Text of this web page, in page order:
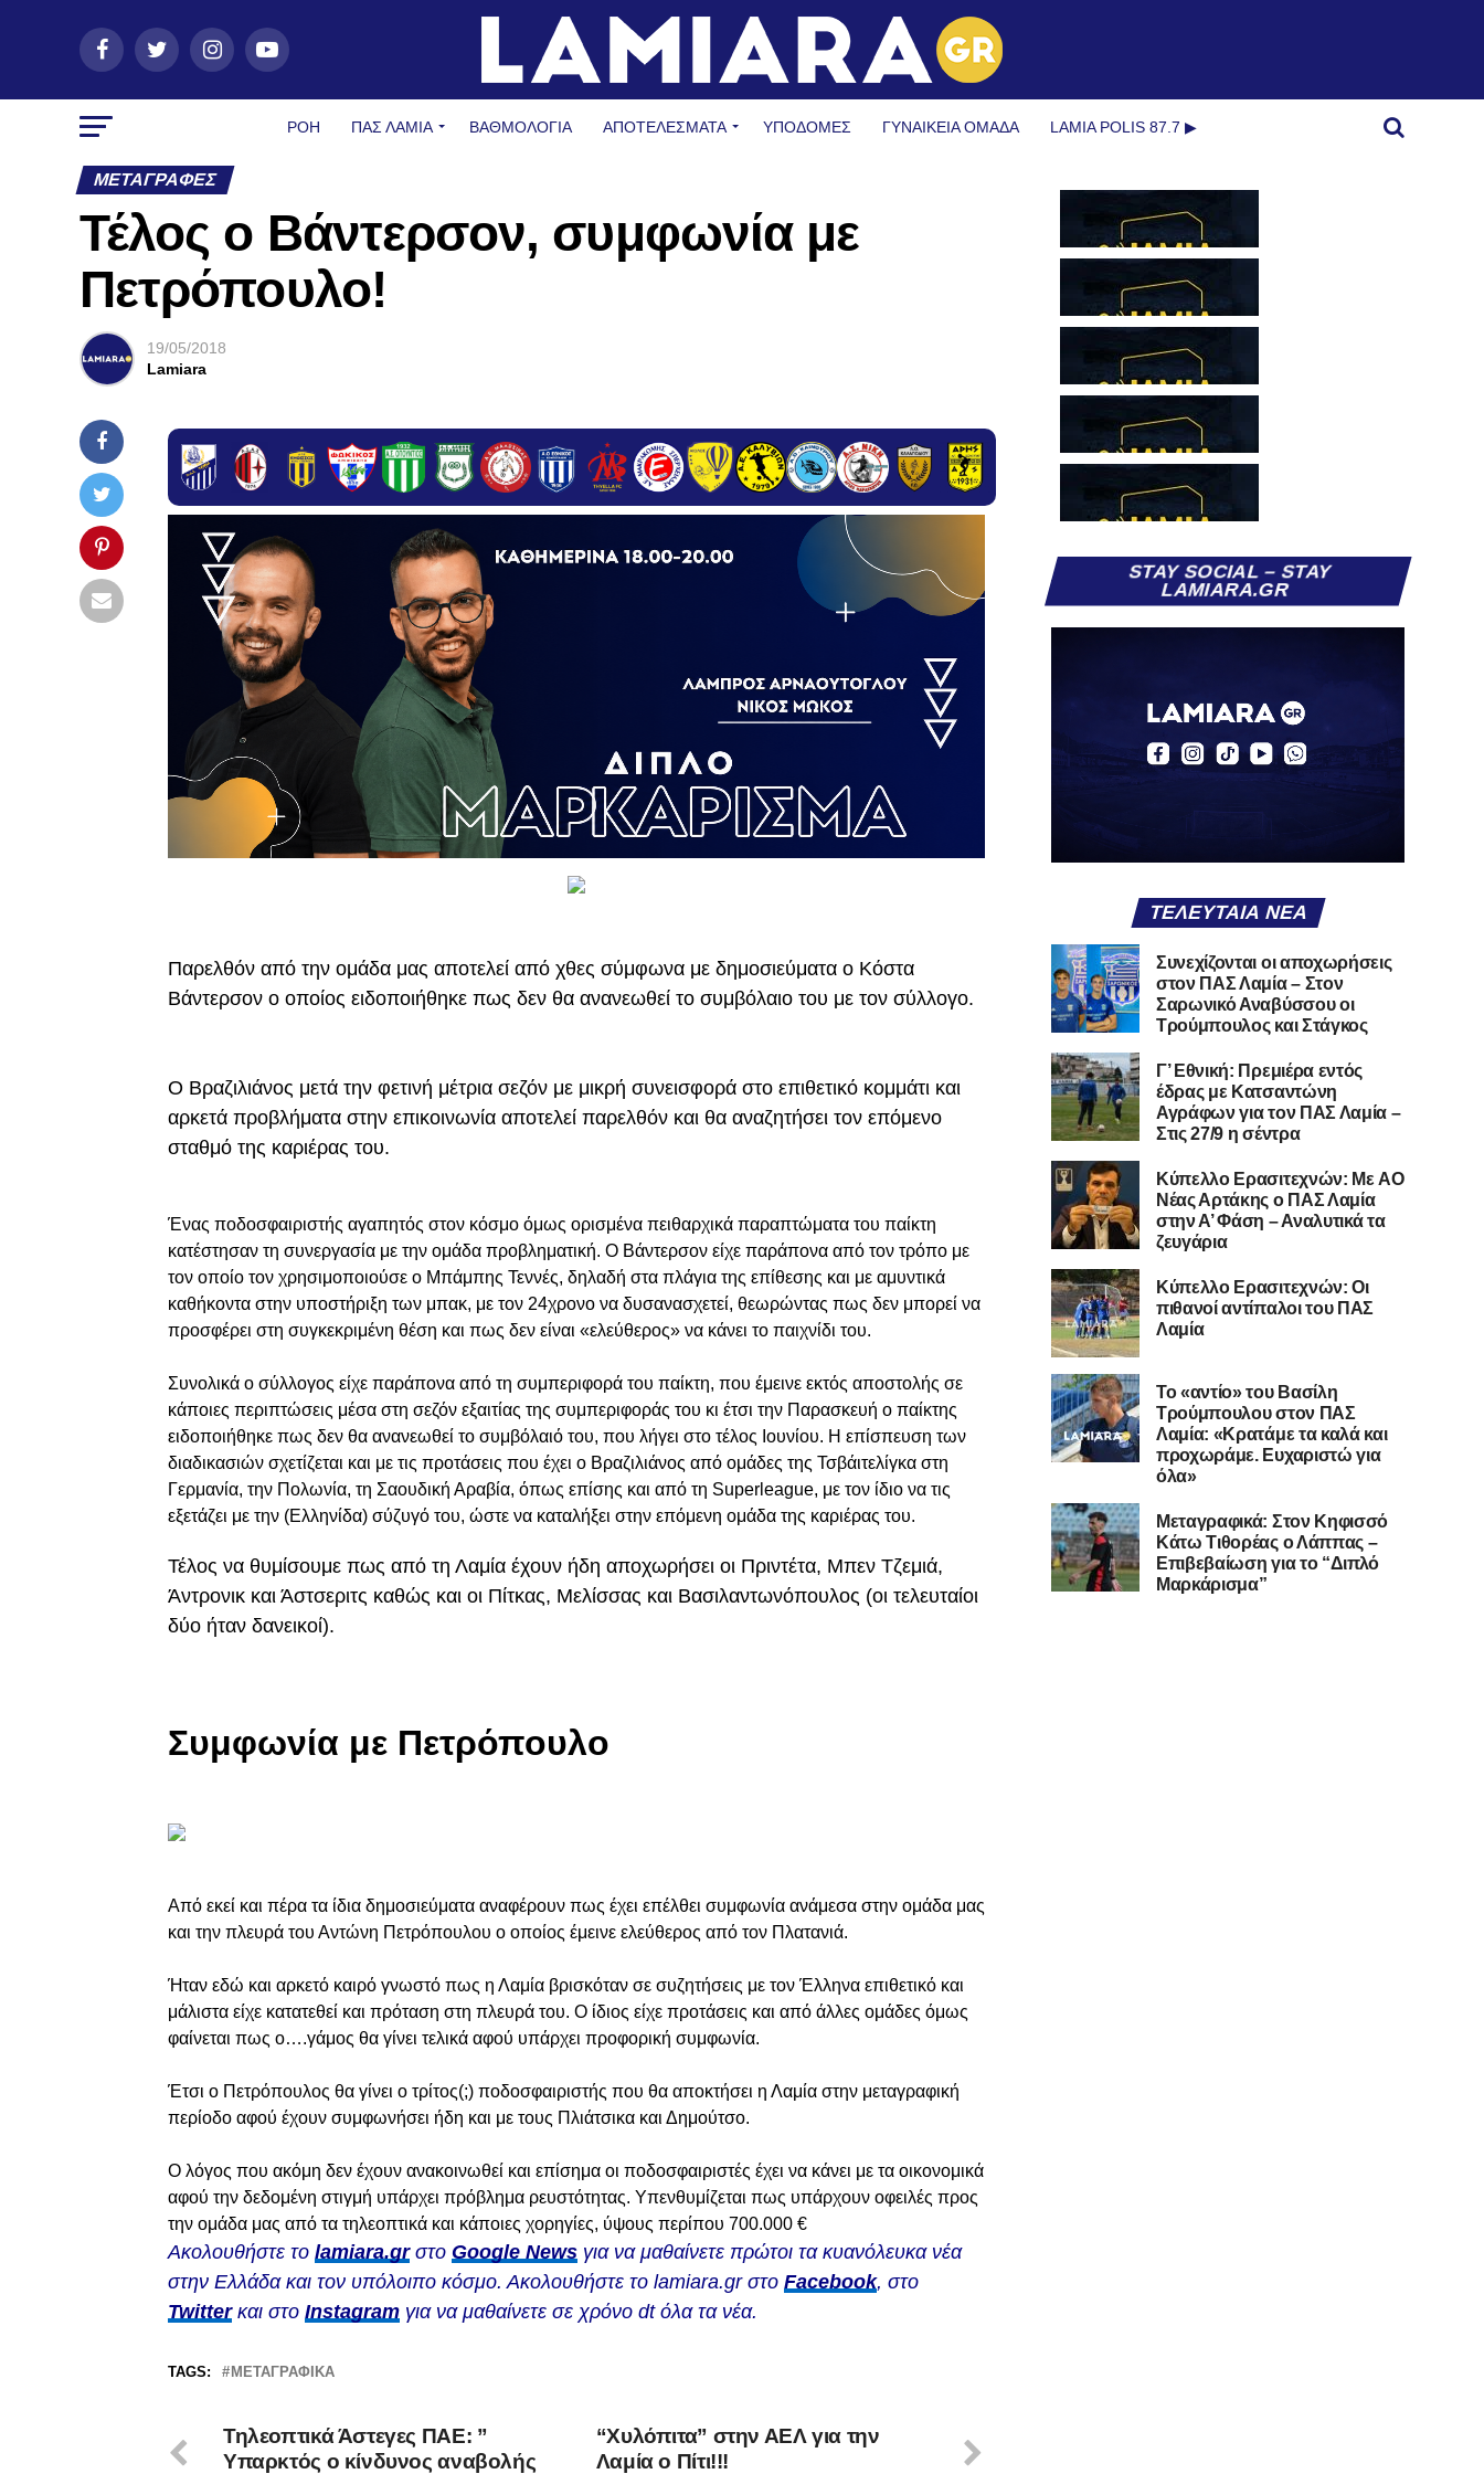
ΡΟΗ ΠΑΣ ΛΑΜΊΑ ΒΑΘΜΟΛΟΓΙΑ ΑΠΟΤΕΛΕΣΜΑΤΑ ΥΠΟΔΟΜΈΣ ΓΥΝΑΙΚΕΊΑ ΟΜΆΔΑ LAMIA POLIS 87.7 ▶︎
ΜΕΤΑΓΡΑΦΈΣ
Τέλος ο Βάντερσον, συμφωνία με
Πετρόπουλο!
19/05/2018
Lamiara
Παρελθόν από την ομάδα μας αποτελεί από χθες σύμφωνα με δημοσιεύματα ο Κόστα
Βάντερσον ο οποίος ειδοποιήθηκε πως δεν θα ανανεωθεί το συμβόλαιο του με τον σύλλογο.
Ο Βραζιλιάνος μετά την φετινή μέτρια σεζόν με μικρή συνεισφορά στο επιθετικό κομμάτι και
αρκετά προβλήματα στην επικοινωνία αποτελεί παρελθόν και θα αναζητήσει τον επόμενο
σταθμό της καριέρας του.
Ένας ποδοσφαιριστής αγαπητός στον κόσμο όμως ορισμένα πειθαρχικά παραπτώματα του παίκτη
κατέστησαν τη συνεργασία με την ομάδα προβληματική. Ο Βάντερσον είχε παράπονα από τον τρόπο με
τον οποίο τον χρησιμοποιούσε ο Μπάμπης Τεννές, δηλαδή στα πλάγια της επίθεσης και με αμυντικά
καθήκοντα στην υποστήριξη των μπακ, με τον 24χρονο να δυσανασχετεί, θεωρώντας πως δεν μπορεί να
προσφέρει στη συγκεκριμένη θέση και πως δεν είναι «ελεύθερος» να κάνει το παιχνίδι του.
Συνολικά ο σύλλογος είχε παράπονα από τη συμπεριφορά του παίκτη, που έμεινε εκτός αποστολής σε
κάποιες περιπτώσεις μέσα στη σεζόν εξαιτίας της συμπεριφοράς του κι έτσι την Παρασκευή ο παίκτης
ειδοποιήθηκε πως δεν θα ανανεωθεί το συμβόλαιό του, που λήγει στο τέλος Ιουνίου. Η επίσπευση των
διαδικασιών σχετίζεται και με τις προτάσεις που έχει ο Βραζιλιάνος από ομάδες της Τσβάιτελίγκα στη
Γερμανία, την Πολωνία, τη Σαουδική Αραβία, όπως επίσης και από τη Superleague, με τον ίδιο να τις
εξετάζει με την (Ελληνίδα) σύζυγό του, ώστε να καταλήξει στην επόμενη ομάδα της καριέρας του.
Τέλος να θυμίσουμε πως από τη Λαμία έχουν ήδη αποχωρήσει οι Πριντέτα, Μπεν Τζεμιά,
Άντρονικ και Άστσεριτς καθώς και οι Πίτκας, Μελίσσας και Βασιλαντωνόπουλος (οι τελευταίοι
δύο ήταν δανεικοί).
Συμφωνία με Πετρόπουλο
Από εκεί και πέρα τα ίδια δημοσιεύματα αναφέρουν πως έχει επέλθει συμφωνία ανάμεσα στην ομάδα μας
και την πλευρά του Αντώνη Πετρόπουλου o οποίος έμεινε ελεύθερος από τον Πλατανιά.
Ήταν εδώ και αρκετό καιρό γνωστό πως η Λαμία βρισκόταν σε συζητήσεις με τον Έλληνα επιθετικό και
μάλιστα είχε κατατεθεί και πρόταση στη πλευρά του. Ο ίδιος είχε προτάσεις και από άλλες ομάδες όμως
φαίνεται πως ο….γάμος θα γίνει τελικά αφού υπάρχει προφορική συμφωνία.
Έτσι ο Πετρόπουλος θα γίνει ο τρίτος(;) ποδοσφαιριστής που θα αποκτήσει η Λαμία στην μεταγραφική
περίοδο αφού έχουν συμφωνήσει ήδη και με τους Πλιάτσικα και Δημούτσο.
Ο λόγος που ακόμη δεν έχουν ανακοινωθεί και επίσημα οι ποδοσφαιριστές έχει να κάνει με τα οικονομικά
αφού την δεδομένη στιγμή υπάρχει πρόβλημα ρευστότητας. Υπενθυμίζεται πως υπάρχουν οφειλές προς
την ομάδα μας από τα τηλεοπτικά και κάποιες χορηγίες, ύψους περίπου 700.000 €
Ακολουθήστε το lamiara.grστο Google News για να μαθαίνετε πρώτοι τα κυανόλευκα νέα
στην Ελλάδα και τον υπόλοιπο κόσμο. Ακολουθήστε το lamiara.gr στο Facebook, στο
Twitterκαι στο Instagram για να μαθαίνετε σε χρόνο dt όλα τα νέα.
TAGS: ΜΕΤΑΓΡΑΦΙΚΆ
“Χυλόπιτα” στην ΑΕΛ για την
Λαμία ο Πίτι!!!
Τηλεοπτικά Άστεγες ΠΑΕ: ”
Υπαρκτός ο κίνδυνος αναβολής
STAY SOCIAL – STAY
LAMIARA.GR
ΤΕΛΕΥΤΑΊΑ ΝΈΑ
Συνεχίζονται οι αποχωρήσεις
στον ΠΑΣ Λαμία – Στον
Σαρωνικό Αναβύσσου οι
Τρούμπουλος και Στάγκος
Γ’ Εθνική: Πρεμιέρα εντός
έδρας με Κατσαντώνη
Αγράφων για τον ΠΑΣ Λαμία –
Στις 27/9 η σέντρα
Kύπελλο Ερασιτεχνών: Με AO
Nέας Αρτάκης ο ΠΑΣ Λαμία
στην Α’ Φάση – Αναλυτικά τα
ζευγάρια
Κύπελλο Ερασιτεχνών: Οι
πιθανοί αντίπαλοι του ΠΑΣ
Λαμία
Το «αντίο» του Βασίλη
Τρούμπουλου στον ΠΑΣ
Λαμία: «Κρατάμε τα καλά και
προχωράμε. Ευχαριστώ για
όλα»
Μεταγραφικά: Στον Κηφισσό
Κάτω Τιθορέας ο Λάππας –
Επιβεβαίωση για το “Διπλό
Μαρκάρισμα”